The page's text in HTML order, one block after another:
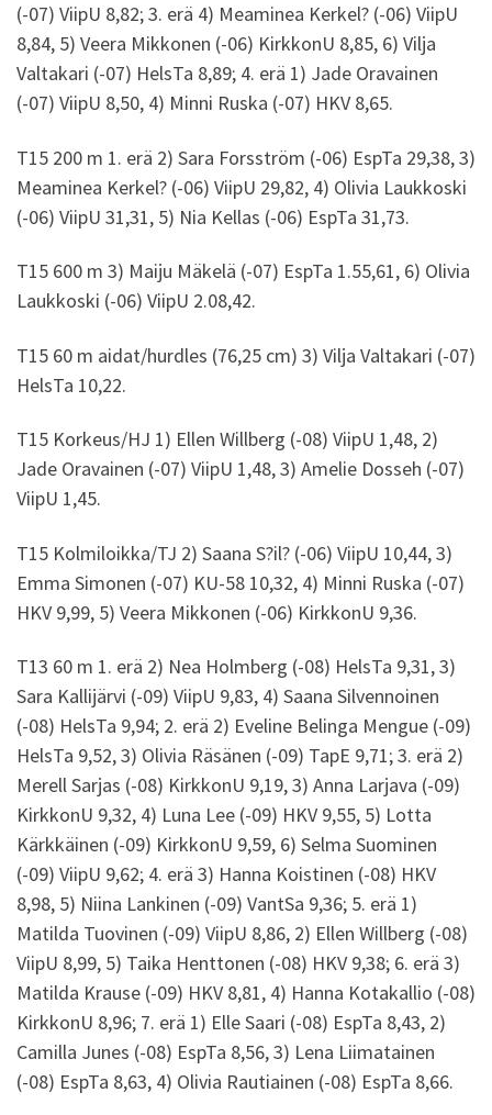
(-07) ViipU 8,82; 3. erä 4) Meaminea Kerkel? (-06) ViipU
8,84, 5) Veera Mikkonen (-06) KirkkonU 8,85, 6) Vilja
Valtakari (-07) HelsTa 8,89; 4. erä 1) Jade Oravainen
(-07) ViipU 8,50, 4) Minni Ruska (-07) HKV 8,65.
T15 200 m 1. erä 2) Sara Forsström (-06) EspTa 29,38, 3)
Meaminea Kerkel? (-06) ViipU 29,82, 4) Olivia Laukkoski
(-06) ViipU 31,31, 5) Nia Kellas (-06) EspTa 31,73.
T15 600 m 3) Maiju Mäkelä (-07) EspTa 1.55,61, 6) Olivia
Laukkoski (-06) ViipU 2.08,42.
T15 60 m aidat/hurdles (76,25 cm) 3) Vilja Valtakari (-07)
HelsTa 10,22.
T15 Korkeus/HJ 1) Ellen Willberg (-08) ViipU 1,48, 2)
Jade Oravainen (-07) ViipU 1,48, 3) Amelie Dosseh (-07)
ViipU 1,45.
T15 Kolmiloikka/TJ 2) Saana S?il? (-06) ViipU 10,44, 3)
Emma Simonen (-07) KU-58 10,32, 4) Minni Ruska (-07)
HKV 9,99, 5) Veera Mikkonen (-06) KirkkonU 9,36.
T13 60 m 1. erä 2) Nea Holmberg (-08) HelsTa 9,31, 3)
Sara Kallijärvi (-09) ViipU 9,83, 4) Saana Silvennoinen
(-08) HelsTa 9,94; 2. erä 2) Eveline Belinga Mengue (-09)
HelsTa 9,52, 3) Olivia Räsänen (-09) TapE 9,71; 3. erä 2)
Merell Sarjas (-08) KirkkonU 9,19, 3) Anna Larjava (-09)
KirkkonU 9,32, 4) Luna Lee (-09) HKV 9,55, 5) Lotta
Kärkkäinen (-09) KirkkonU 9,59, 6) Selma Suominen
(-09) ViipU 9,62; 4. erä 3) Hanna Koistinen (-08) HKV
8,98, 5) Niina Lankinen (-09) VantSa 9,36; 5. erä 1)
Matilda Tuovinen (-09) ViipU 8,86, 2) Ellen Willberg (-08)
ViipU 8,99, 5) Taika Henttonen (-08) HKV 9,38; 6. erä 3)
Matilda Krause (-09) HKV 8,81, 4) Hanna Kotakallio (-08)
KirkkonU 8,96; 7. erä 1) Elle Saari (-08) EspTa 8,43, 2)
Camilla Junes (-08) EspTa 8,56, 3) Lena Liimatainen
(-08) EspTa 8,63, 4) Olivia Rautiainen (-08) EspTa 8,66.